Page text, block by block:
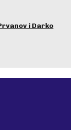
Prvanov i Darko